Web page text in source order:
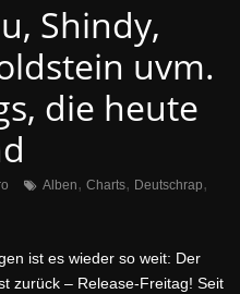
Shindy,
uvm.
die heute
Alben, Charts, Deutschrap,
ist es wieder so weit: Der
zurück – Release-Freitag! Seit